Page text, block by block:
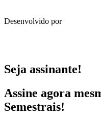
Desenvolvido por
Seja assinante!
Assine agora
Semestrais!